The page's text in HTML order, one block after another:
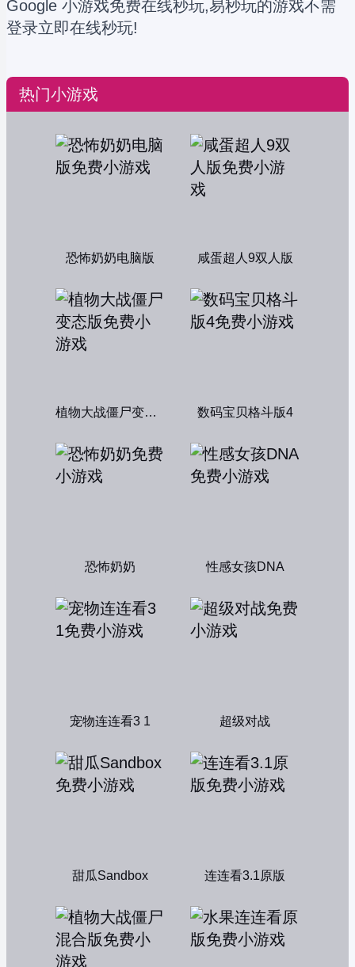
Google 小游戏免费在线秒玩,易秒玩的游戏不需
登录立即在线秒玩!
热门小游戏
恐怖奶奶电脑版 咸蛋超人9双人版
植物大战僵尸变态版 数码宝贝格斗版4
恐怖奶奶 性感女孩DNA
宠物连连看3 1 超级对战
甜瓜Sandbox 连连看3.1原版